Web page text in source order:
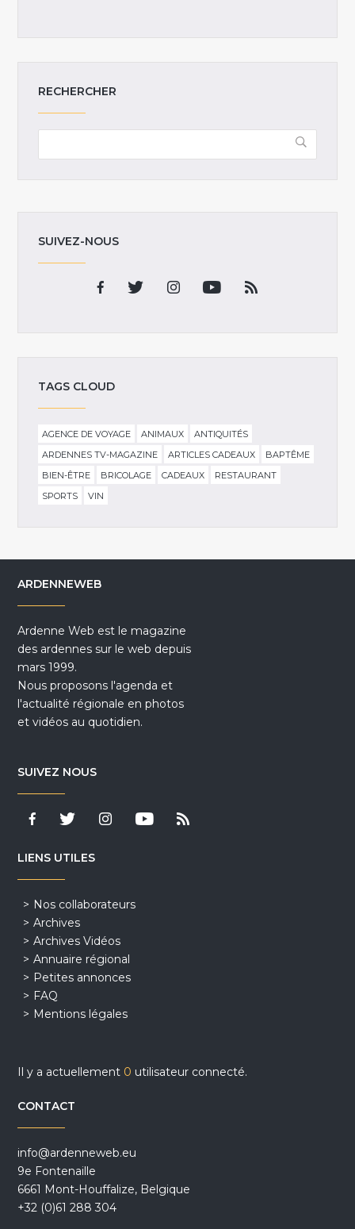
RECHERCHER
SUIVEZ-NOUS
TAGS CLOUD
AGENCE DE VOYAGE ANIMAUX
ANTIQUITÉS
ARDENNES TV-MAGAZINE
ARTICLES CADEAUX
BAPTÊME
BIEN-ÊTRE
BRICOLAGE CADEAUX
RESTAURANT
SPORTS
VIN
ARDENNEWEB
Ardenne Web est le magazine
des ardennes sur le web depuis
mars 1999.
Nous proposons l'agenda et
l'actualité régionale en photos
et vidéos au quotidien.
SUIVEZ NOUS
LIENS UTILES
Nos collaborateurs
Archives
Archives Vidéos
Annuaire régional
Petites annonces
FAQ
Mentions légales
Il y a actuellement 0 utilisateur connecté.
CONTACT
info@ardenneweb.eu
9e Fontenaille
6661 Mont-Houffalize, Belgique
+32 (0)61 288 304